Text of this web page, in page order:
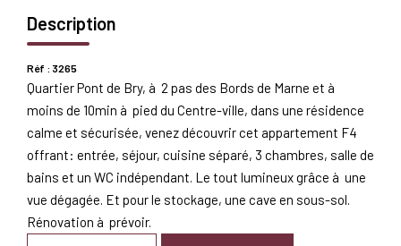
Description
Réf : 3265
Quartier Pont de Bry, à 2 pas des Bords de Marne et à
moins de 10min à pied du Centre-ville, dans une résidence
calme et sécurisée, venez découvrir cet appartement F4
offrant: entrée, séjour, cuisine séparé, 3 chambres, salle de
bains et un WC indépendant. Le tout lumineux grâce à une
vue dégagée. Et pour le stockage, une cave en sous-sol.
Rénovation à prévoir.